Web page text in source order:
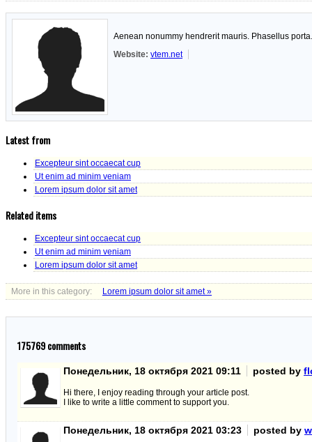
Aenean nonummy hendrerit mauris. Phasellus
Website: vtem.net
Latest from
Excepteur sint occaecat cup
Ut enim ad minim veniam
Lorem ipsum dolor sit amet
Related items
Excepteur sint occaecat cup
Ut enim ad minim veniam
Lorem ipsum dolor sit amet
More in this category: Lorem ipsum dolor sit amet »
175769comments
Понедельник, 18 октября 2021 09:11 posted by
Hi there, I enjoy reading through your article post.
I like to write a little comment to support you.
Понедельник, 18 октября 2021 03:23 posted by